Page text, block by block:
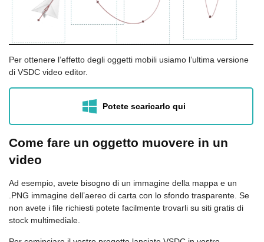
Per ottenere l’effetto degli oggetti mobili usiamo l’ultima versione
di VSDC video editor.
Potete scaricarlo qui
Come fare un oggetto muovere in un
video
Ad esempio, avete bisogno di un immagine della mappa e un
.PNG immagine dell’aereo di carta con lo sfondo trasparente. Se
non avete i file richiesti potete facilmente trovarli su siti gratis di
stock multimediale.